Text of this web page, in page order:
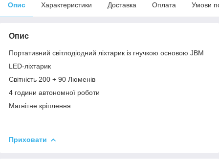
Опис Характеристики Доставка Оплата Умови
Опис
Портативний світлодіодний ліхтарик із гнучкою основою JBM
LED-ліхтарик
Світність 200 + 90 Люменів
4 години автономної роботи
Магнітне кріплення
Приховати